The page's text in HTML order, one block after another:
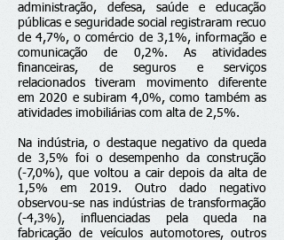
administração, defesa, saúde e educação
públicas e seguridade social registraram recuo
de 4,7%, o comércio de 3,1%, informação e
comunicação de 0,2%. As atividades
financeiras, de seguros e serviços
relacionados tiveram movimento diferente
em 2020 e subiram 4,0%, como também as
atividades imobiliárias com alta de 2,5%.
Na indústria, o destaque negativo da queda
de 3,5% foi o desempenho da construção
(-7,0%), que voltou a cair depois da alta de
1,5% em 2019. Outro dado negativo
observou-se nas indústrias de transformação
(-4,3%), influenciadas pela queda na
fabricação de veículos automotores, outros